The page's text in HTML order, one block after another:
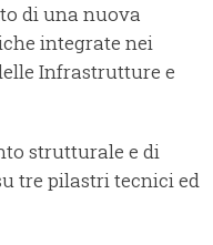
di una nuova
integrate nei
Infrastrutture e
strutturale e di
tre pilastri tecnici ed